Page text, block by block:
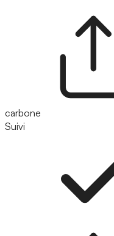
carbone
Suivi